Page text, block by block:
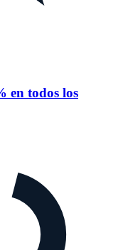
en todos los